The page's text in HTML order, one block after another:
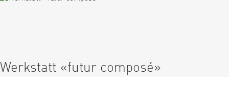
Werkstatt «futur composé»